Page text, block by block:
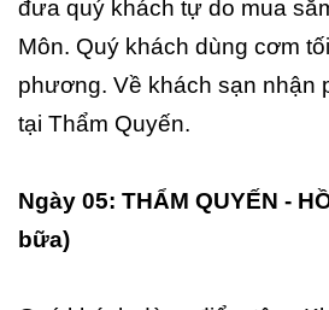
đưa quý khách tự do mua
Môn. Quý khách dùng cơm
phương. Về khách sạn nhận
tại Thẩm Quyến.
Ngày 05: THẨM QUYẾN -
bữa)